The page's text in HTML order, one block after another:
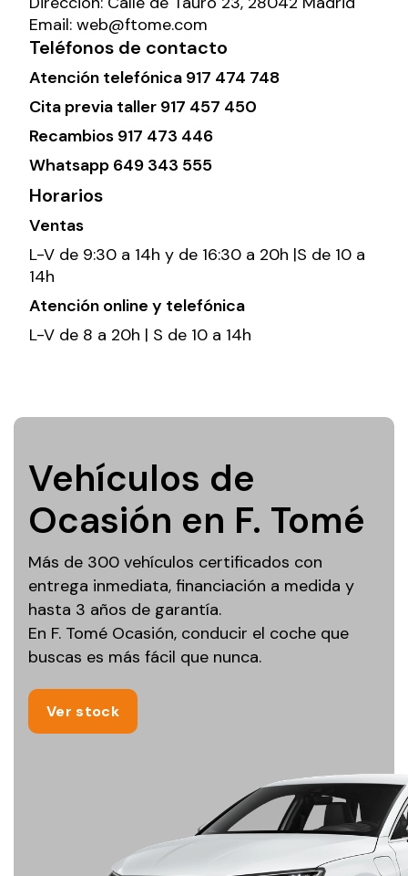
Email: web@ftome.com
Teléfonos de contacto
Atención telefónica 917 474 748
Cita previa taller 917 457 450
Recambios 917 473 446
Whatsapp 649 343 555
Horarios
Ventas
L-V de 9:30 a 14h y de 16:30 a 20h |S de 10 a
14h
Atención online y telefónica
L-V de 8 a 20h | S de 10 a 14h
Vehículos de
Ocasión en F. Tomé
Más de 300 vehículos certificados con
entrega inmediata, financiación a medida y
hasta 3 años de garantía.
En F. Tomé Ocasión, conducir el coche que
buscas es más fácil que nunca.
Ver stock